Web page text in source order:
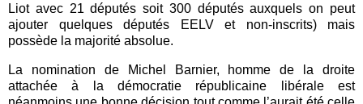
Liot avec 21 députés soit 300 députés auxquels on peut
ajouter quelques députés EELV et non-inscrits) mais
possède la majorité absolue.
La nomination de Michel Barnier, homme de la droite
attachée à la démocratie républicaine libérale est